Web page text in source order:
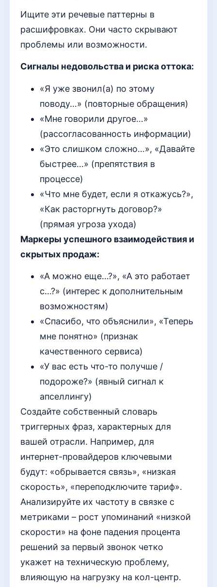
Ищите эти речевые паттерны в
расшифровках. Они часто скрывают
проблемы или возможности.
Сигналы недовольства и риска оттока:
«Я уже звонил(а) по этому
поводу…» (повторные обращения)
«Мне говорили другое…»
(рассогласованность информации)
«Это слишком сложно…», «Давайте
быстрее…» (препятствия в
процессе)
«Что мне будет, если я откажусь?»,
«Как расторгнуть договор?»
(прямая угроза ухода)
Маркеры успешного взаимодействия и
скрытых продаж:
«А можно еще…?», «А это работает
с…?» (интерес к дополнительным
возможностям)
«Спасибо, что объяснили», «Теперь
мне понятно» (признак
качественного сервиса)
«У вас есть что-то получше /
подороже?» (явный сигнал к
апселлингу)
Создайте собственный словарь
триггерных фраз, характерных для
вашей отрасли. Например, для
интернет-провайдеров ключевыми
будут: «обрывается связь», «низкая
скорость», «переподключите тариф».
Анализируйте их частоту в связке с
метриками – рост упоминаний «низкой
скорости» на фоне падения процента
решений за первый звонок четко
укажет на техническую проблему,
влияющую на нагрузку на кол-центр.